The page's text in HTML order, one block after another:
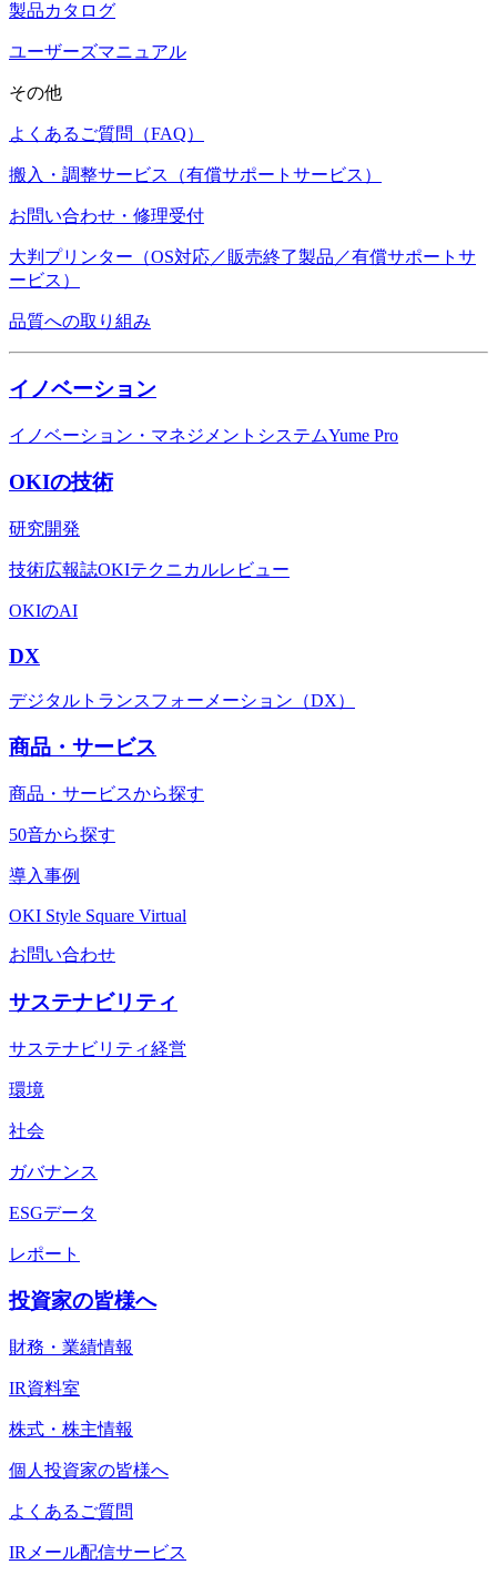
製品カタログ
ユーザーズマニュアル
その他
よくあるご質問（FAQ）
搬入・調整サービス（有償サポートサービス）
お問い合わせ・修理受付
大判プリンター（OS対応／販売終了製品／有償サポートサ
ービス）
品質への取り組み
イノベーション
イノベーション・マネジメントシステムYume Pro
OKIの技術
研究開発
技術広報誌OKIテクニカルレビュー
OKIのAI
DX
デジタルトランスフォーメーション（DX）
商品・サービス
商品・サービスから探す
50音から探す
導入事例
OKI Style Square Virtual
お問い合わせ
サステナビリティ
サステナビリティ経営
環境
社会
ガバナンス
ESGデータ
レポート
投資家の皆様へ
財務・業績情報
IR資料室
株式・株主情報
個人投資家の皆様へ
よくあるご質問
IRメール配信サービス